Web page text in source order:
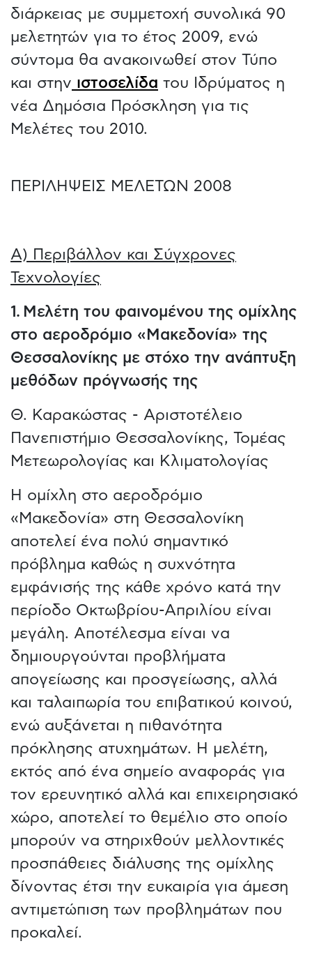
διάρκειας με συμμετοχή συνολικά 90
μελετητών για το έτος 2009, ενώ
σύντομα θα ανακοινωθεί στον Τύπο
και στην ιστοσελίδα του Ιδρύματος η
νέα Δημόσια Πρόσκληση για τις
Μελέτες του 2010.
ΠΕΡΙΛΗΨΕΙΣ ΜΕΛΕΤΩΝ 2008
Α) Περιβάλλον και Σύγχρονες
Τεχνολογίες
1. Μελέτη του φαινομένου της ομίχλης
στο αεροδρόμιο «Μακεδονία» της
Θεσσαλονίκης με στόχο την ανάπτυξη
μεθόδων πρόγνωσής της
Θ. Καρακώστας - Αριστοτέλειο
Πανεπιστήμιο Θεσσαλονίκης, Τομέας
Μετεωρολογίας και Κλιματολογίας
Η ομίχλη στο αεροδρόμιο
«Μακεδονία» στη Θεσσαλονίκη
αποτελεί ένα πολύ σημαντικό
πρόβλημα καθώς η συχνότητα
εμφάνισής της κάθε χρόνο κατά την
περίοδο Οκτωβρίου-Απριλίου είναι
μεγάλη. Αποτέλεσμα είναι να
δημιουργούνται προβλήματα
απογείωσης και προσγείωσης, αλλά
και ταλαιπωρία του επιβατικού κοινού,
ενώ αυξάνεται η πιθανότητα
πρόκλησης ατυχημάτων. Η μελέτη,
εκτός από ένα σημείο αναφοράς για
τον ερευνητικό αλλά και επιχειρησιακό
χώρο, αποτελεί το θεμέλιο στο οποίο
μπορούν να στηριχθούν μελλοντικές
προσπάθειες διάλυσης της ομίχλης
δίνοντας έτσι την ευκαιρία για άμεση
αντιμετώπιση των προβλημάτων που
προκαλεί.